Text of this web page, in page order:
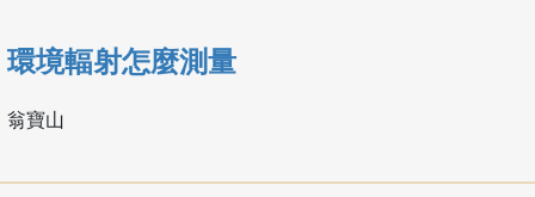
環境輻射怎麼測量
翁寶山